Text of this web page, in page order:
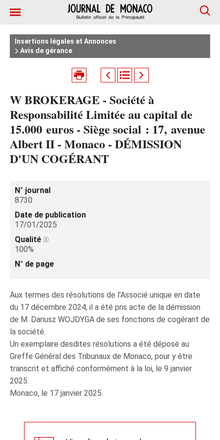
Insertions légales et Annonces
Avis de gérance
W BROKERAGE - Société à
Responsabilité Limitée au capital de
15.000 euros - Siège social : 17, avenue
Albert II - Monaco - DÉMISSION
D'UN COGÉRANT
N° journal
8730
Date de publication
17/01/2025
Qualité
100%
N° de page
Aux termes des résolutions de l'Associé unique en date
du 17 décembre 2024, il a été pris acte de la démission
de M. Dariusz WOJDYGA de ses fonctions de cogérant de
la société.
Un exemplaire desdites résolutions a été déposé au
Greffe Général des Tribunaux de Monaco, pour y être
transcrit et affiché conformément à la loi, le 9 janvier
2025.
Monaco, le 17 janvier 2025.